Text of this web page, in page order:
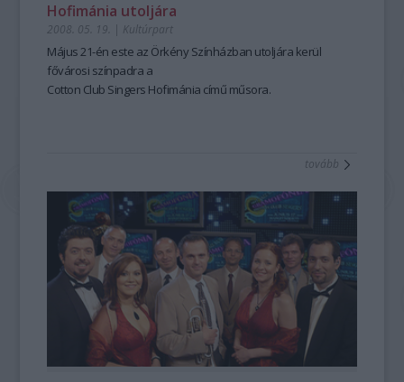
Hofimánia utoljára
2008. 05. 19. | Kultúrpart
Május 21-én este az Örkény Színházban utoljára kerül
fővárosi színpadra a
Cotton Club Singers Hofimánia című műsora.
tovább